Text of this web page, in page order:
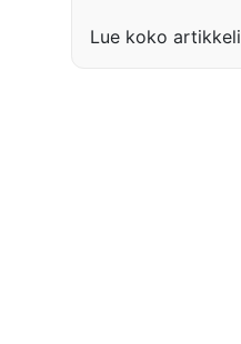
Lue koko artikkeli